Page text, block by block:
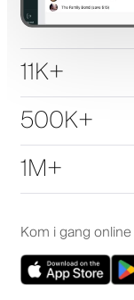
11K+
500K+
1M+
Kom i gang